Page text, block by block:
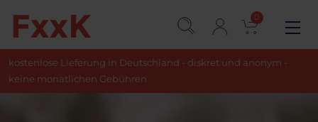
0
kostenlose Lieferung in Deutschland - diskret und anonym -
keine monatlichen Gebühren